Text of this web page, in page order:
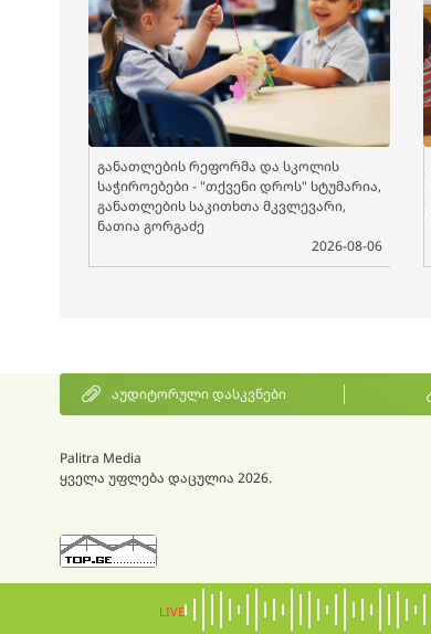
განათლების რეფორმა და სკოლის
საჭიროებები - "თქვენი დროს" სტუმარია,
განათლების საკითხთა მკვლევარი,
ნათია გორგაძე
2026-08-06
აუდიტორული დასკვნები
Palitra Media
ყველა უფლება დაცულია 2026.
LIVE